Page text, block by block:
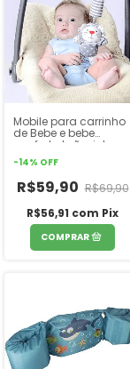
Mobile para carrinho
de Bebe e bebe
conforto Leãozinho
Pimpolho
-14% OFF
R$59,90 R$69,90
R$56,91 com Pix